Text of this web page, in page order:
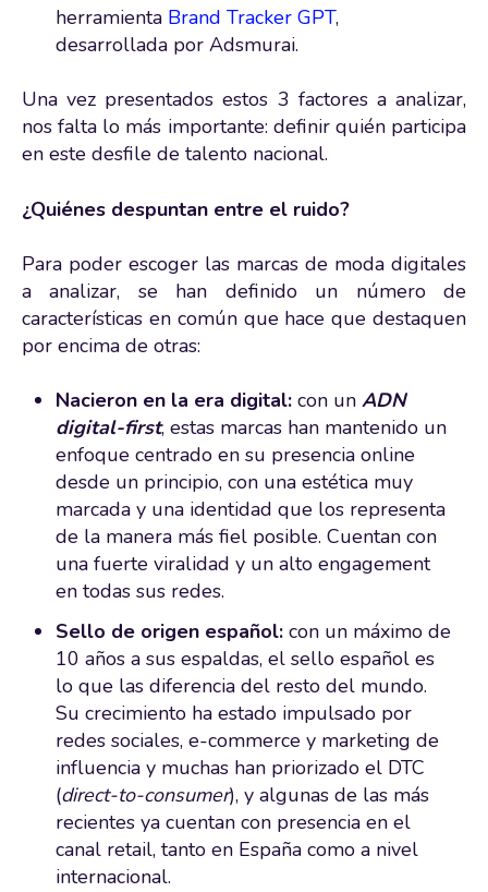
herramienta Brand Tracker GPT,
desarrollada por Adsmurai.
Una vez presentados estos 3 factores a analizar,
nos falta lo más importante: definir quién participa
en este desfile de talento nacional.
¿Quiénes despuntan entre el ruido?
Para poder escoger las marcas de moda digitales
a analizar, se han definido un número de
características en común que hace que destaquen
por encima de otras:
Nacieron en la era digital:con unADN
digital-first, estas marcas han mantenido un
enfoque centrado en su presencia online
desde un principio, con una estética muy
marcada y una identidad que los representa
de la manera más fiel posible. Cuentan con
una fuerte viralidad y un alto engagement
en todas sus redes.
Sello de origen español:con un máximo de
10 años a sus espaldas, el sello español es
lo que las diferencia del resto del mundo.
Su crecimiento ha estado impulsado por
redes sociales, e-commerce y marketing de
influencia y muchas han priorizado el DTC
(direct-to-consumer), y algunas de las más
recientes ya cuentan con presencia en el
canal retail, tanto en España como a nivel
internacional.